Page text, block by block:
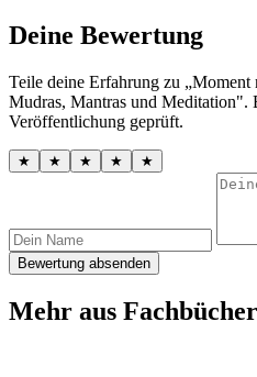
Deine Bewertung
Teile deine Erfahrung zu
Mudras, Mantras und Meditation".
Veröffentlichung geprüft.
★ ★ ★ ★ ★
Bewertung absenden
Mehr aus Fachbücher